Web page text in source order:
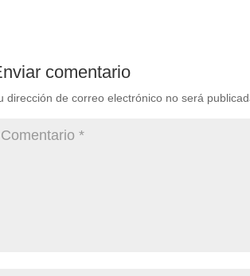
comentario
dirección de correo electrónico no será